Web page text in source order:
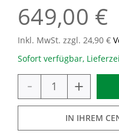
649,00 €
Inkl. MwSt. zzgl. 24,90 €
Sofort verfügbar,
- +
IN IHREM